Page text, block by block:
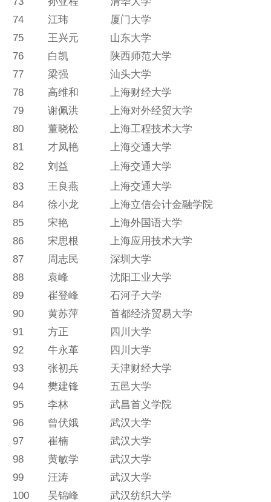
74
江玮
厦门大学
75
王兴元
山东大学
76
白凯
陕西师范大学
77
梁强
汕头大学
78
高维和
上海财经大学
79
谢佩洪
上海对外经贸大学
80
董晓松
上海工程技术大学
81
才凤艳
上海交通大学
82
刘益
上海交通大学
83
王良燕
上海交通大学
84
徐小龙
上海立信会计金融学院
85
宋艳
上海外国语大学
86
宋思根
上海应用技术大学
87
周志民
深圳大学
88
袁峰
沈阳工业大学
89
崔登峰
石河子大学
90
黄苏萍
首都经济贸易大学
91
方正
四川大学
92
牛永革
四川大学
93
张初兵
天津财经大学
94
樊建锋
五邑大学
95
李林
武昌首义学院
96
曾伏娥
武汉大学
97
崔楠
武汉大学
98
黄敏学
武汉大学
99
汪涛
武汉大学
100
吴锦峰
武汉纺织大学